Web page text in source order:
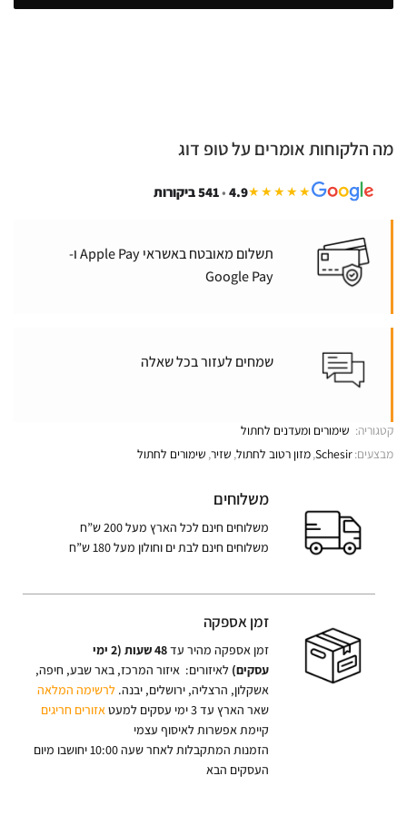
מה הלקוחות אומרים על טופ דוג
★★★★★
4.9
•541 ביקורות
תשלום מאובטח באשראי Apple Pay ו-
Google Pay
שמחים לעזור בכל שאלה
קטגוריה: שימורים ומעדנים לחתול
מבצעים:Schesir
,מזון רטוב לחתול, שזיר, שימורים לחתול
משלוחים
משלוחים חינם לכל הארץ מעל 200 ש”ח
משלוחים חינם לבת ים וחולון מעל 180 ש”ח
זמן אספקה
זמן אספקה מהיר עד
48 שעות (2 ימי
עסקים)לאיזורים: איזור המרכז, באר שבע, חיפה,
אשקלון, הרצליה, ירושלים, יבנה.לרשימה המלאה
שאר הארץ עד 3 ימי עסקים למעט
אזורים חריגים
קיימת אפשרות לאיסוף עצמי
הזמנות המתקבלות לאחר שעה 10:00 יחושבו מיום
העסקים הבא